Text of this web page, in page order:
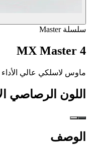
سلسلة Master
MX Master 4
ماوس لاسلكي عالي
اللون الرصاصي
الوصف